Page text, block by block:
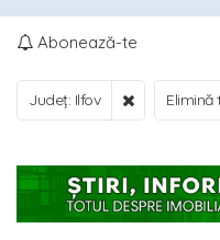
Abonează-te
Județ: Ilfov Elimină